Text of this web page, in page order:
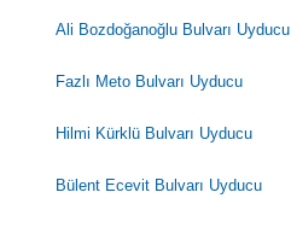
Ali Bozdoğanoğlu Bulvarı Uyducu
Fazlı Meto Bulvarı Uyducu
Hilmi Kürklü Bulvarı Uyducu
Bülent Ecevit Bulvarı Uyducu